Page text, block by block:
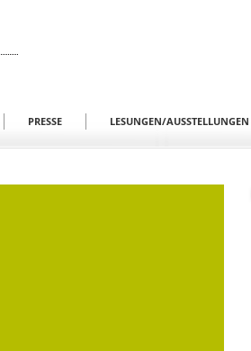
PRESSE LESUNGEN/AUSSTELLUNGEN